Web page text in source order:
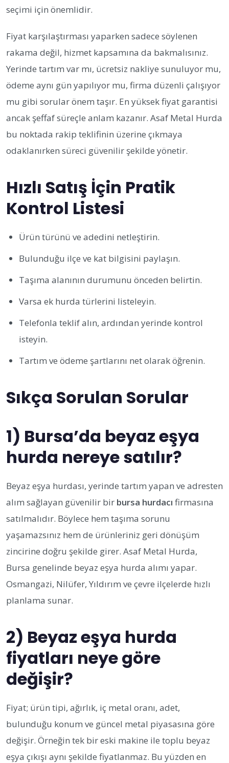
seçimi için önemlidir.
Fiyat karşılaştırması yaparken sadece söylenen
rakama değil, hizmet kapsamına da bakmalısınız.
Yerinde tartım var mı, ücretsiz nakliye sunuluyor mu,
ödeme aynı gün yapılıyor mu, firma düzenli çalışıyor
mu gibi sorular önem taşır. En yüksek fiyat garantisi
ancak şeffaf süreçle anlam kazanır. Asaf Metal Hurda
bu noktada rakip teklifinin üzerine çıkmaya
odaklanırken süreci güvenilir şekilde yönetir.
Hızlı Satış İçin Pratik
Kontrol Listesi
Ürün türünü ve adedini netleştirin.
Bulunduğu ilçe ve kat bilgisini paylaşın.
Taşıma alanının durumunu önceden belirtin.
Varsa ek hurda türlerini listeleyin.
Telefonla teklif alın, ardından yerinde kontrol
isteyin.
Tartım ve ödeme şartlarını net olarak öğrenin.
Sıkça Sorulan Sorular
1) Bursa’da beyaz eşya
hurda nereye satılır?
Beyaz eşya hurdası, yerinde tartım yapan ve adresten
alım sağlayan güvenilir bir bursa hurdacı firmasına
satılmalıdır. Böylece hem taşıma sorunu
yaşamazsınız hem de ürünleriniz geri dönüşüm
zincirine doğru şekilde girer. Asaf Metal Hurda,
Bursa genelinde beyaz eşya hurda alımı yapar.
Osmangazi, Nilüfer, Yıldırım ve çevre ilçelerde hızlı
planlama sunar.
2) Beyaz eşya hurda
fiyatları neye göre
değişir?
Fiyat; ürün tipi, ağırlık, iç metal oranı, adet,
bulunduğu konum ve güncel metal piyasasına göre
değişir. Örneğin tek bir eski makine ile toplu beyaz
eşya çıkışı aynı şekilde fiyatlanmaz. Bu yüzden en